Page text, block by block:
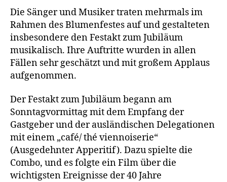
Die Sänger und Musiker traten mehrmals im
Rahmen des Blumenfestes auf und gestalteten
insbesondere den Festakt zum Jubiläum
musikalisch. Ihre Auftritte wurden in allen
Fällen sehr geschätzt und mit großem Applaus
aufgenommen.
Der Festakt zum Jubiläum begann am
Sonntagvormittag mit dem Empfang der
Gastgeber und der ausländischen Delegationen
mit einem „café/ thé viennoiserie“
(Ausgedehnter Apperitif). Dazu spielte die
Combo, und es folgte ein Film über die
wichtigsten Ereignisse der 40 Jahre